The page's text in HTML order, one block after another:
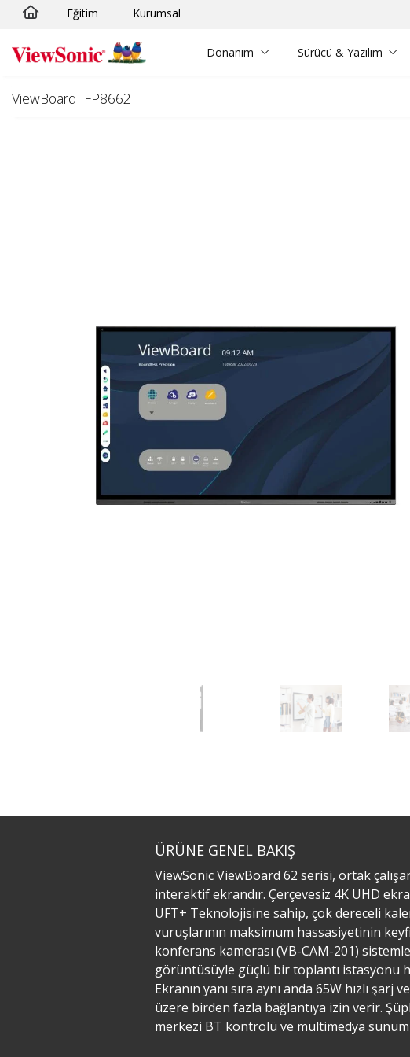
Skip to main content
Eğitim Kurumsal
Donanım Sürücü & Yazılım
ViewBoard IFP8662
ÜRÜNE GENEL BAKIŞ
ViewSonic ViewBoard 62 serisi, ortak
interaktif ekrandır. Çerçevesiz 4K UHD
UFT+ Teknolojisine sahip, çok dereceli
vuruşlarının maksimum hassasiyetinin
konferans kamerası (VB-CAM-201)
görüntüsüyle güçlü bir toplantı istasyonu
Ekranın yanı sıra aynı anda 65W hızlı
üzere birden fazla bağlantıya izin verir.
merkezi BT kontrolü ve multimedya